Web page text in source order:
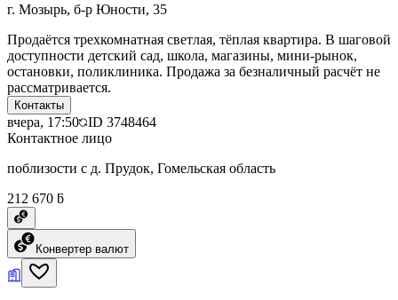
г. Мозырь, б-р Юности, 35
Продаётся трехкомнатная светлая, тёплая квартира. В шаговой
доступности детский сад, школа, магазины, мини-рынок,
остановки, поликлиника. Продажа за безналичный расчёт не
рассматривается.
Контакты
вчера, 17:50 ID 3748464
Контактное лицо
поблизости с д. Прудок, Гомельская область
212 670 ƃ
Конвертер валют